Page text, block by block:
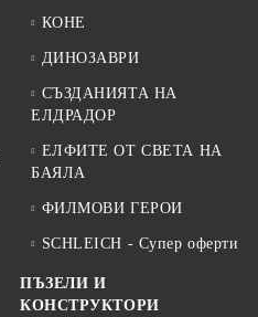
КОНЕ
ДИНОЗАВРИ
СЪЗДАНИЯТА НА
ЕЛДРАДОР
ЕЛФИТЕ ОТ СВЕТА НА
БАЯЛА
ФИЛМОВИ ГЕРОИ
SCHLEICH - Супер оферти
ПЪЗЕЛИ И
КОНСТРУКТОРИ